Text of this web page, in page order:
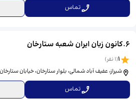
تماس
6
.کانون زبان ایران شعبه ستارخان
1
(
1 نفر)
شیراز، عفیف آباد شمالی، بلوار ستارخان، خیابان ستارخان
تماس